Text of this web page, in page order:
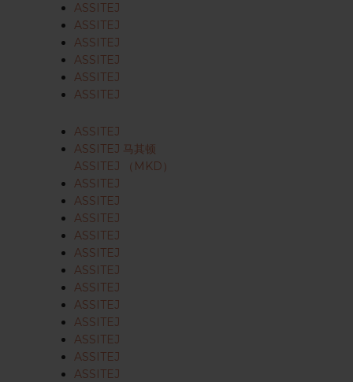
ASSITEJ
ASSITEJ
ASSITEJ
ASSITEJ
ASSITEJ
ASSITEJ
ASSITEJ
ASSITEJ 马其顿
ASSITEJ （MKD）
ASSITEJ
ASSITEJ
ASSITEJ
ASSITEJ
ASSITEJ
ASSITEJ
ASSITEJ
ASSITEJ
ASSITEJ
ASSITEJ
ASSITEJ
ASSITEJ